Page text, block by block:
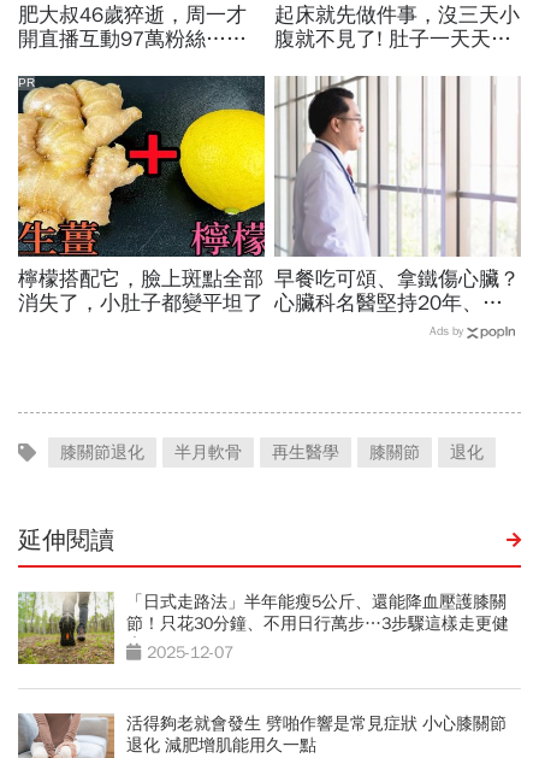
肥大叔46歲猝逝，周一才
開直播互動97萬粉絲…常
爆瘦有關？體重異常減輕9
警訊
起床就先做件事，沒三天小
腹就不見了! 肚子一天天變
檸檬搭配它，臉上斑點全部
消失了，小肚子都變平坦了
PR
早餐吃可頌、拿鐵傷心臟？
心臟科名醫堅持20年、早
上9點前不做「5件事」：
Ads by
膝關節退化 半月軟骨 再生醫學 膝關節 退化
延伸閱讀
「日式走路法」半年能瘦5公斤、還能降血壓護膝關
節！只花30分鐘、不用日行萬步…3步驟這樣走更健
康 2025-12-07
活得夠老就會發生 劈啪作響是常見症狀 小心膝關節
退化 減肥增肌能用久一點